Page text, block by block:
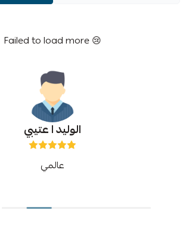
Failed to load more 😢
الوليد ا عتيبي
عالمي